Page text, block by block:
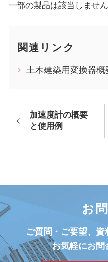
一部の製品は該当しません
関連リンク
土木建築用変換器概
加速度計の概要
と使用例
お
ご質問・ご要望、
お気軽にお問